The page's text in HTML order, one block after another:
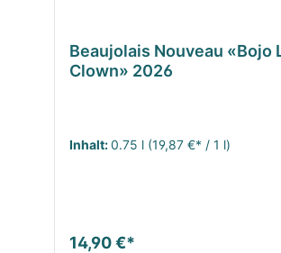
Beaujolais Nouveau «Bojo
Clown» 2026
Inhalt:0.75 l (19,87 €* / 1 l)
14,90 €*